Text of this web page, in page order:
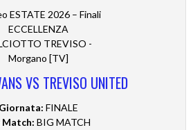
ESTATE 2026 – Finali
ECCELLENZA
TREVISO -
Morgano [TV]
VS TREVISO UNITED
Giornata: FINALE
Match: BIG MATCH